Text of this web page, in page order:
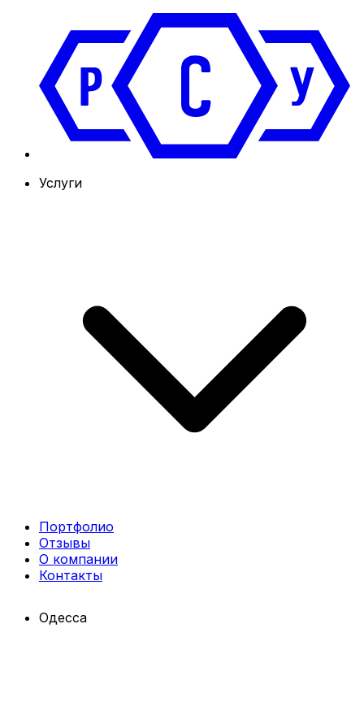
Услуги
Портфолио
Отзывы
О компании
Контакты
Одесса